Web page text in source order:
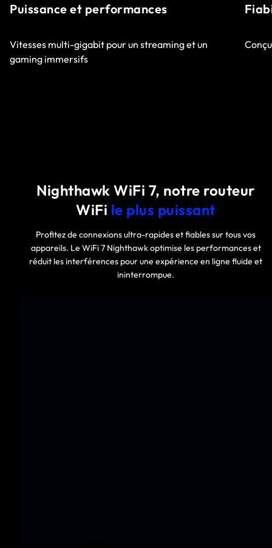
Puissance et performances
Vitesses multi-gigabit pour un streaming et un
gaming immersifs
Nighthawk WiFi 7, notre routeur
WiFi le plus puissant
Profitez de connexions ultra-rapides et fiables sur tous vos
appareils. Le WiFi 7 Nighthawk optimise les performances et
réduit les interférences pour une expérience en ligne fluide et
ininterrompue.